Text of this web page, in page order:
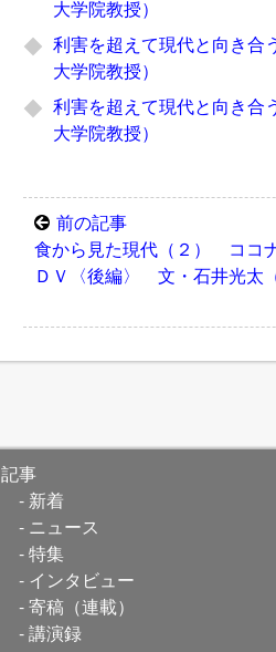
大学院教授）
利害を超えて現代と向き
大学院教授）
利害を超えて現代と向き
大学院教授）
前の記事
食から見た現代（２） ココ
ＤＶ〈後編〉 文・石井光太
記事
新着
ニュース
特集
インタビュー
寄稿（連載）
講演録